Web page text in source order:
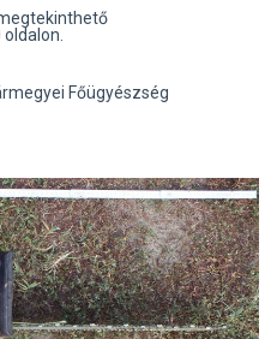
oldalon.
Főügyészség